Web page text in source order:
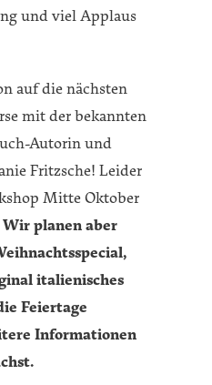
und viel Applaus
auf die nächsten
mit der bekannten
Autorin und
Fritzsche! Leider
Mitte Oktober
Wir planen aber
italienisches
Feiertage
Informationen